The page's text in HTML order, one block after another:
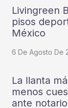
Livingreen
pisos
México
6 De Agosto De
La llanta
menos
ante